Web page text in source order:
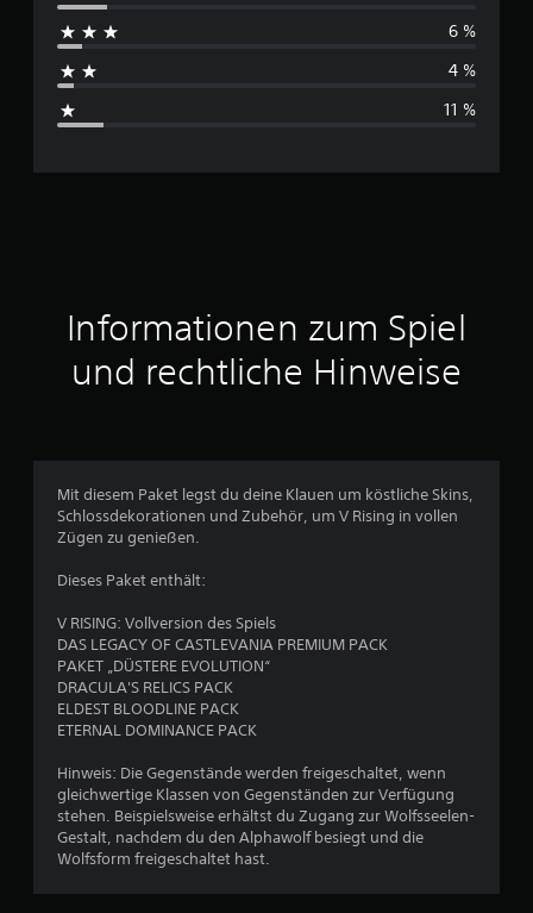
c
h
s
h
t
t
i
c
r
u
6 %
4 %
11 %
Informationen zum Spiel
und rechtliche Hinweise
Mit diesem Paket legst du deine Klauen um köstliche Skins,
Schlossdekorationen und Zubehör, um V Rising in vollen
Zügen zu genießen.
Dieses Paket enthält:
V RISING: Vollversion des Spiels
DAS LEGACY OF CASTLEVANIA PREMIUM PACK
PAKET „DÜSTERE EVOLUTION“
DRACULA'S RELICS PACK
ELDEST BLOODLINE PACK
ETERNAL DOMINANCE PACK
Hinweis: Die Gegenstände werden freigeschaltet, wenn
gleichwertige Klassen von Gegenständen zur Verfügung
stehen. Beispielsweise erhältst du Zugang zur Wolfsseelen-
Gestalt, nachdem du den Alphawolf besiegt und die
Wolfsform freigeschaltet hast.